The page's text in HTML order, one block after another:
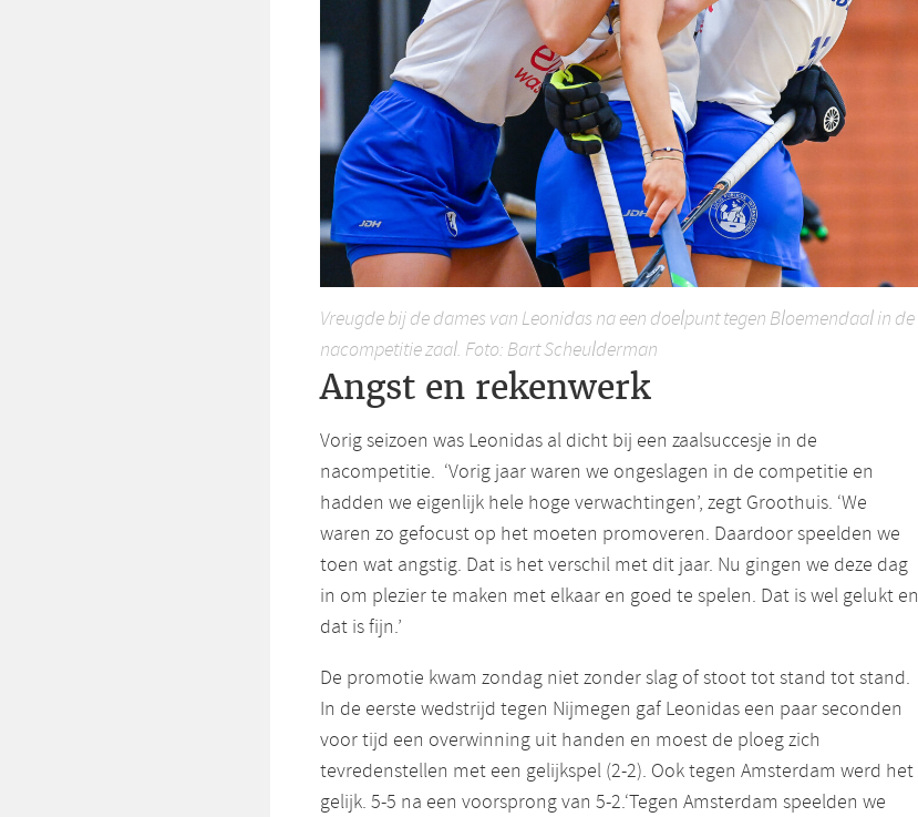
Vreugde bij de dames van Leonidas na een doelpunt tegen Bloemendaal in de
nacompetitie zaal. Foto: Bart Scheulderman
Angst en rekenwerk
Vorig seizoen was Leonidas al dicht bij een zaalsuccesje in de
nacompetitie. ‘Vorig jaar waren we ongeslagen in de competitie en
hadden we eigenlijk hele hoge verwachtingen’, zegt Groothuis. ‘We
waren zo gefocust op het moeten promoveren. Daardoor speelden we
toen wat angstig. Dat is het verschil met dit jaar. Nu gingen we deze dag
in om plezier te maken met elkaar en goed te spelen. Dat is wel gelukt en
dat is fijn.’
De promotie kwam zondag niet zonder slag of stoot tot stand tot stand.
In de eerste wedstrijd tegen Nijmegen gaf Leonidas een paar seconden
voor tijd een overwinning uit handen en moest de ploeg zich
tevredenstellen met een gelijkspel (2-2). Ook tegen Amsterdam werd het
gelijk. 5-5 na een voorsprong van 5-2.‘Tegen Amsterdam speelden we